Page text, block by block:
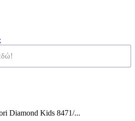
Diamond Kids 8471/...